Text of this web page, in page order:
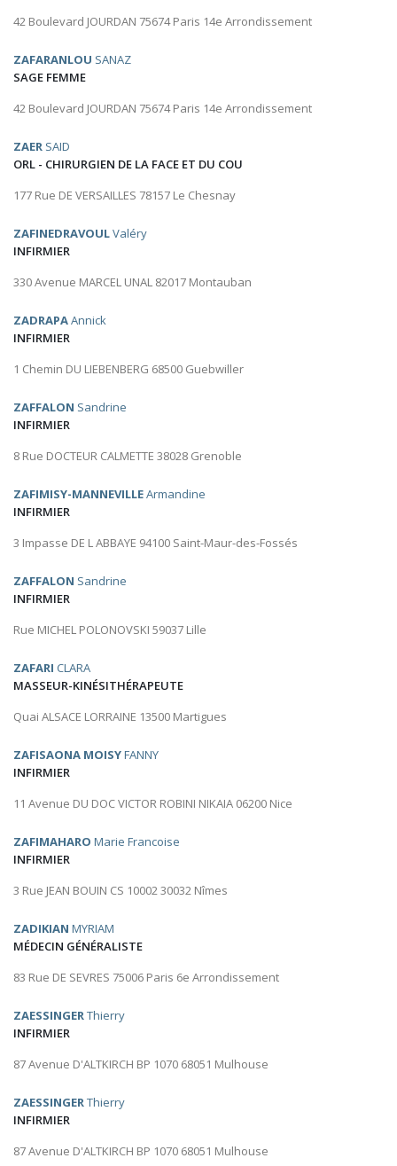
42 Boulevard JOURDAN 75674 Paris 14e Arrondissement
ZAFARANLOU SANAZ
SAGE FEMME
42 Boulevard JOURDAN 75674 Paris 14e Arrondissement
ZAER SAID
ORL - CHIRURGIEN DE LA FACE ET DU COU
177 Rue DE VERSAILLES 78157 Le Chesnay
ZAFINEDRAVOULValéry
INFIRMIER
330 Avenue MARCEL UNAL 82017 Montauban
ZADRAPAAnnick
INFIRMIER
1 Chemin DU LIEBENBERG 68500 Guebwiller
ZAFFALON Sandrine
INFIRMIER
8 Rue DOCTEUR CALMETTE 38028 Grenoble
ZAFIMISY-MANNEVILLEArmandine
INFIRMIER
3 Impasse DE L ABBAYE 94100 Saint-Maur-des-Fossés
ZAFFALON Sandrine
INFIRMIER
Rue MICHEL POLONOVSKI 59037 Lille
ZAFARI CLARA
MASSEUR-KINÉSITHÉRAPEUTE
Quai ALSACE LORRAINE 13500 Martigues
ZAFISAONA MOISYFANNY
INFIRMIER
11 Avenue DU DOC VICTOR ROBINI NIKAIA 06200 Nice
ZAFIMAHARO Marie Francoise
INFIRMIER
3 Rue JEAN BOUIN CS 10002 30032 Nîmes
ZADIKIAN MYRIAM
MÉDECIN GÉNÉRALISTE
83 Rue DE SEVRES 75006 Paris 6e Arrondissement
ZAESSINGERThierry
INFIRMIER
87 Avenue D'ALTKIRCH BP 1070 68051 Mulhouse
ZAESSINGERThierry
INFIRMIER
87 Avenue D'ALTKIRCH BP 1070 68051 Mulhouse